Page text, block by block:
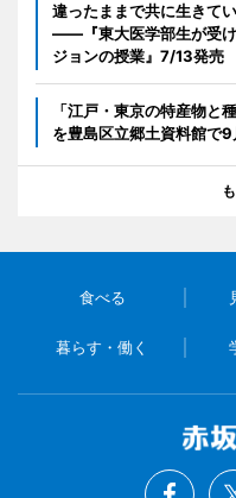
違ったままで共に生きて
――『東大医学部生が受
ジョンの授業』7/13発売
「江戸・東京の特産物と
を豊島区立郷土資料館で
食べる
暮らす・働く